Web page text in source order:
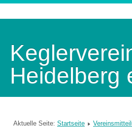
Heidelberg
Aktuelle Seite: Startseite